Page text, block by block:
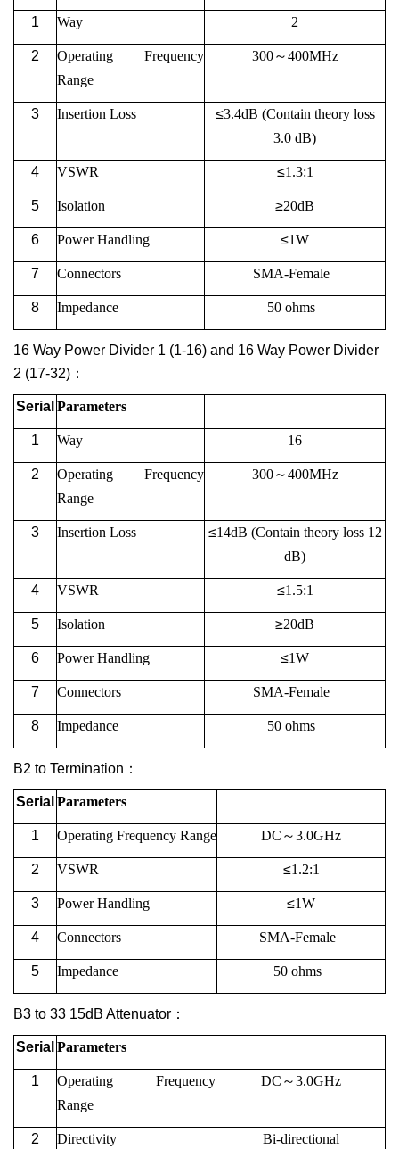
1 Way 2
2 Operating
Frequency
Range
300～400MHz
3 Insertion Loss ≤3.4dB (Contain theory loss
3.0 dB)
4 VSWR ≤1.3:1
5 Isolation ≥20dB
6 Power Handling ≤1W
7 Connectors SMA-Female
8 Impedance 50 ohms
16 Way Power Divider 1 (1-16) and 16 Way Power Divider
2 (17-32) ：
Serial Parameters
1 Way 16
2 Operating
Frequency
Range
300～400MHz
3 Insertion Loss ≤14dB (Contain theory loss 12
dB)
4 VSWR ≤1.5:1
5 Isolation ≥20dB
6 Power Handling ≤1W
7 Connectors SMA-Female
8 Impedance 50 ohms
B2 to Termination ：
Serial Parameters
1 Operating Frequency Range DC ～3.0GHz
2 VSWR ≤1.2:1
3 Power Handling ≤1W
4 Connectors SMA-Female
5 Impedance 50 ohms
B3 to 33 15dB Attenuator ：
Serial Parameters
1 Operating
Frequency
Range
DC ～3.0GHz
2 Directivity Bi-directional